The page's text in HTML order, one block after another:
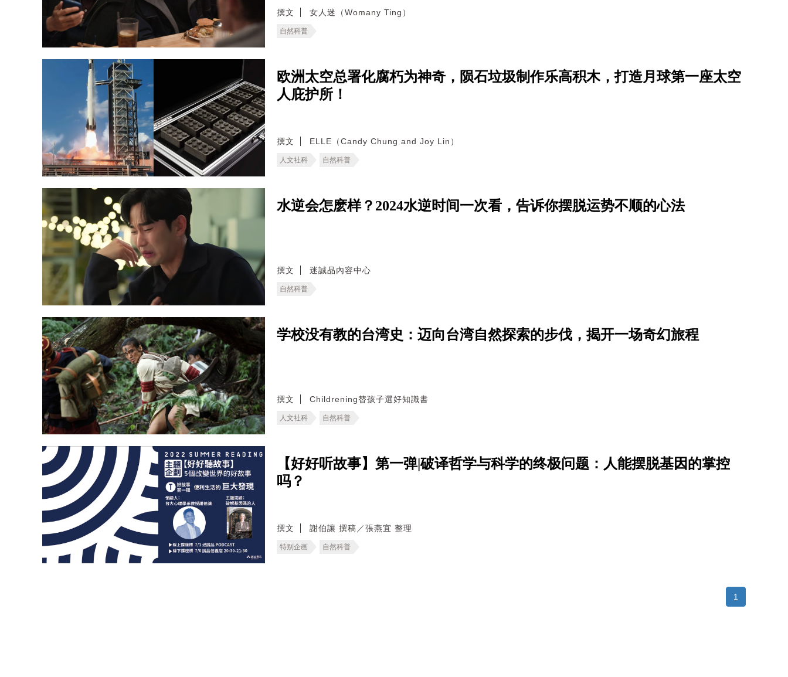
撰文 女人迷（Womany Ting）
自然科普
欧洲太空总署化腐朽为神奇，陨石垃圾制作乐高积木，打造月球第一座太空
人庇护所！
撰文 ELLE（Candy Chung and Joy Lin）
人文社科 自然科普
水逆会怎麽样？2024水逆时间一次看，告诉你摆脱运势不顺的心法
撰文 迷誠品內容中心
自然科普
学校没有教的台湾史：迈向台湾自然探索的步伐，揭开一场奇幻旅程
撰文 Childrening替孩子選好知識書
人文社科 自然科普
【好好听故事】第一弹|破译哲学与科学的终极问题：人能摆脱基因的掌控
吗？
撰文 謝伯讓 撰稿／張燕宜 整理
特别企画 自然科普
1